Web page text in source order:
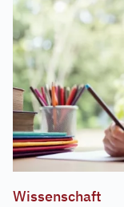
Wissenschaft